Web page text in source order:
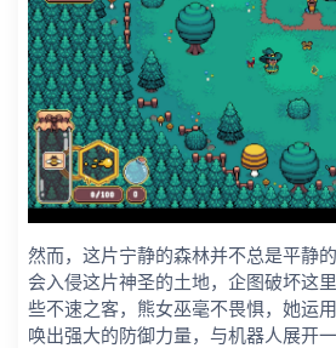
然而，这片宁静的森林并不总是平静
会入侵这片神圣的土地，企图破坏这
些不速之客，熊女巫毫不畏惧，她运
唤出强大的防御力量，与机器人展开